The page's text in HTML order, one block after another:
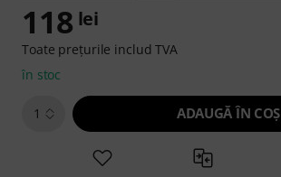
118 lei
Toate prețurile includ TVA
în stoc
1 ADAUGĂ ÎN COŞ